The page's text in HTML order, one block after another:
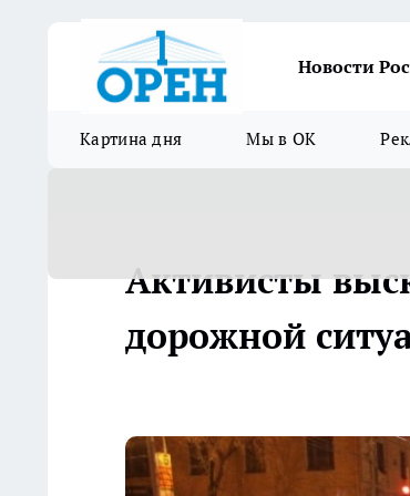
Новости
Картина дня Мы в ОК
Активисты
дорожной